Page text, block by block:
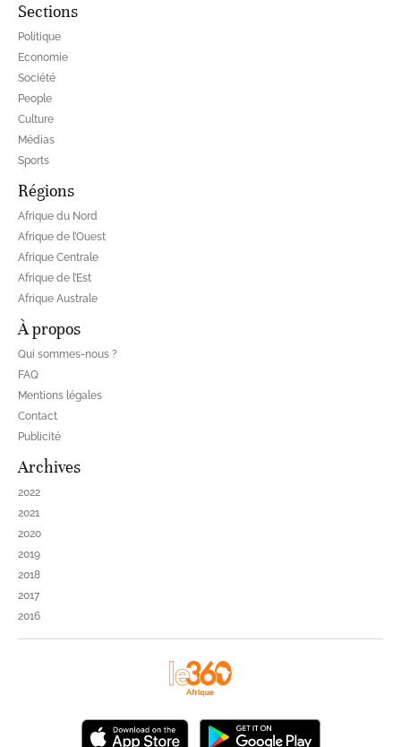
Sections
Politique
Economie
Société
People
Culture
Médias
Sports
Régions
Afrique du Nord
Afrique de l’Ouest
Afrique Centrale
Afrique de l’Est
Afrique Australe
À propos
Qui sommes-nous ?
FAQ
Mentions légales
Contact
Publicité
Archives
2022
2021
2020
2019
2018
2017
2016